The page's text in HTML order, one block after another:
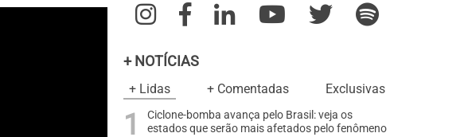
+ NOTÍCIAS
+ Lidas + Comentadas Exclusivas
Ciclone-bomba avança pelo Brasil: veja os
estados que serão mais afetados pelo fenômeno